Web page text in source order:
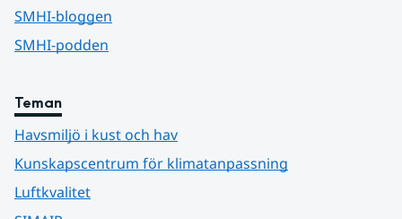
SMHI-bloggen
SMHI-podden
Teman
Havsmiljö i kust och hav
Kunskapscentrum för klimatanpassning
Luftkvalitet